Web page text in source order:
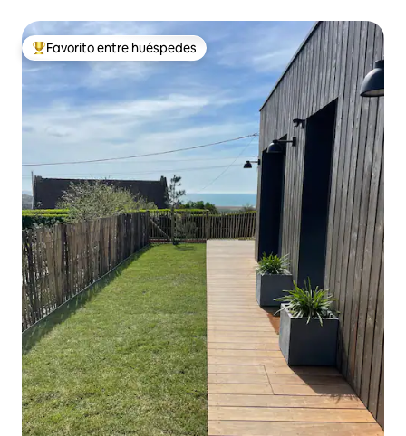
De los mejores en Favorito entre huéspedes
Favorito entre huéspedes